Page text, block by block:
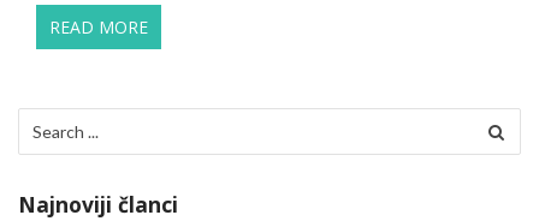
READ MORE
for:
Najnoviji članci